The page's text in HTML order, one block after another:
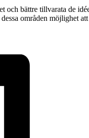
och bättre tillvarata de
områden möjlighet